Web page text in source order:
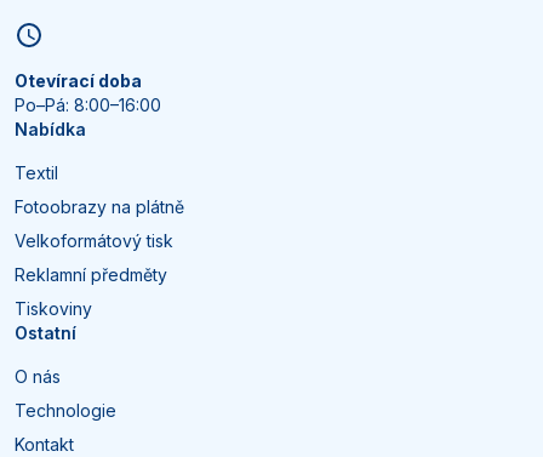
Otevírací doba
Po–Pá: 8:00–16:00
Nabídka
Textil
Fotoobrazy na plátně
Velkoformátový tisk
Reklamní předměty
Tiskoviny
Ostatní
O nás
Technologie
Kontakt